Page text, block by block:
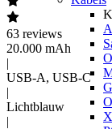
63 reviews
20.000 mAh
|
USB-A, USB-C
|
Lichtblauw
|